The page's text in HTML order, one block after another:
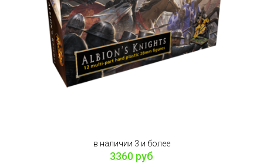
в наличии 3 и более
3360 руб